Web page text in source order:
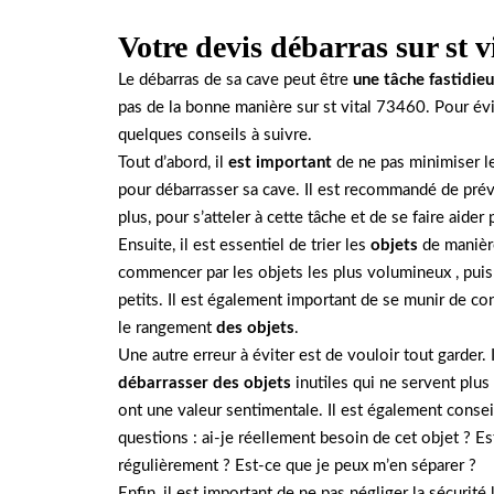
Votre devis débarras sur st
Le débarras de sa cave peut être une tâche
pas de la bonne manière sur st vital 73460. Pour
quelques conseils à suivre.
Tout d’abord, il est important de ne pas minimiser
pour débarrasser sa cave. Il est recommandé de
plus, pour s’atteler à cette tâche et de se faire aider
Ensuite, il est essentiel de trier les objets de
commencer par les objets les plus volumineux ,
petits. Il est également important de se munir de
le rangement des objets.
Une autre erreur à éviter est de vouloir tout garder.
débarrasser des objets inutiles qui ne servent plus
ont une valeur sentimentale. Il est également
questions : ai-je réellement besoin de cet objet ?
régulièrement ? Est-ce que je peux m’en séparer ?